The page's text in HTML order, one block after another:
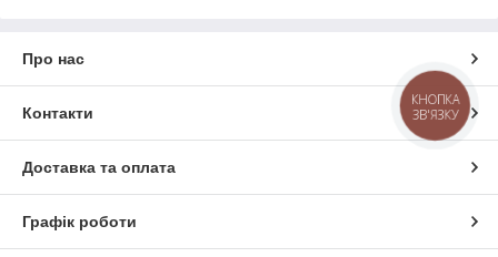
Про нас
Контакти
Доставка та оплата
Графік роботи
КНОПКА
ЗВ'ЯЗКУ